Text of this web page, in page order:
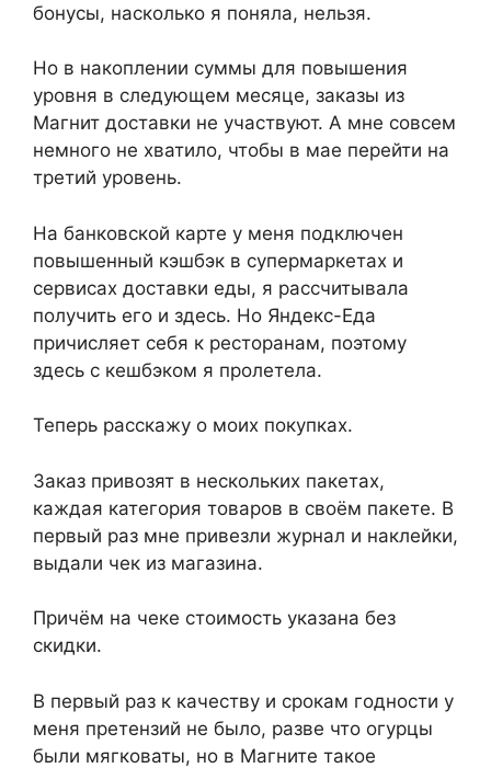
бонусы, насколько я поняла, нельзя.
Но в накоплении суммы для повышения
уровня в следующем месяце, заказы из
Магнит доставки не участвуют. А мне совсем
немного не хватило, чтобы в мае перейти на
третий уровень.
На банковской карте у меня подключен
повышенный кэшбэк в супермаркетах и
сервисах доставки еды, я рассчитывала
получить его и здесь. Но Яндекс-Еда
причисляет себя к ресторанам, поэтому
здесь с кешбэком я пролетела.
Теперь расскажу о моих покупках.
Заказ привозят в нескольких пакетах,
каждая категория товаров в своём пакете. В
первый раз мне привезли журнал и наклейки,
выдали чек из магазина.
Причём на чеке стоимость указана без
скидки.
В первый раз к качеству и срокам годности у
меня претензий не было, разве что огурцы
были мягковаты, но в Магните такое